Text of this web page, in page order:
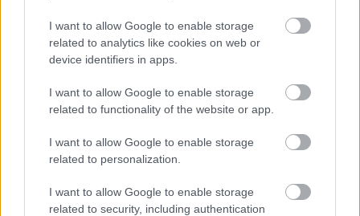
I want to allow Google to enable storage
related to analytics like cookies on web or
device identifiers in apps.
I want to allow Google to enable storage
related to functionality of the website or app.
I want to allow Google to enable storage
related to personalization.
I want to allow Google to enable storage
related to security, including authentication